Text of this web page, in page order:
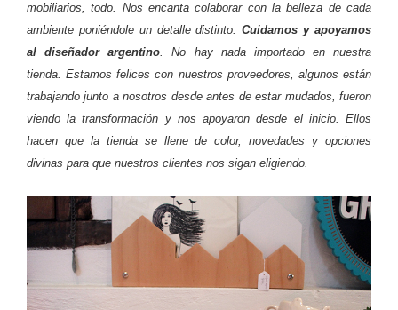
mobiliarios, todo. Nos encanta colaborar con la belleza de cada
ambiente poniéndole un detalle distinto.Cuidamos y apoyamos
al diseñador argentino. No hay nada importado en nuestra
tienda. Estamos felices con nuestros proveedores, algunos están
trabajando junto a nosotros desde antes de estar mudados, fueron
viendo la transformación y nos apoyaron desde el inicio. Ellos
hacen que la tienda se llene de color, novedades y opciones
divinas para que nuestros clientes nos sigan eligiendo.